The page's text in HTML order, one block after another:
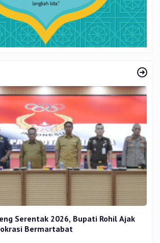
Serentak 2026, Bupati Rohil Ajak
Bermartabat